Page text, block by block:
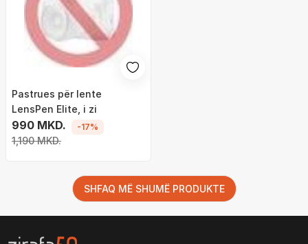
Pastrues për lente
LensPen Elite, i zi
990 MKD.
1,190 MKD.
-17%
SHFAQ MË SHUMË PRODUKTE